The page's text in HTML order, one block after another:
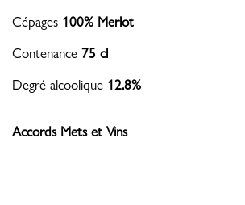
Cépages 100% Merlot
Contenance 75 cl
Degré alcoolique 12.8%
Accords Mets et Vins